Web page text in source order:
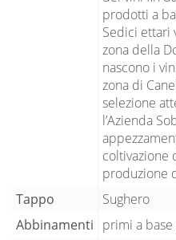
prodotti a
Sedici ettari
zona della
nascono i
zona di
selezione
l’Azienda
coltivazione
produzione
Tappo
Sughero
Abbinamenti primi a